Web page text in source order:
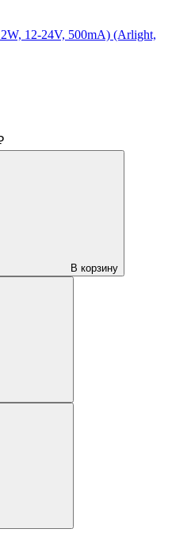
12-24V, 500mA) (Arlight,
В корзину